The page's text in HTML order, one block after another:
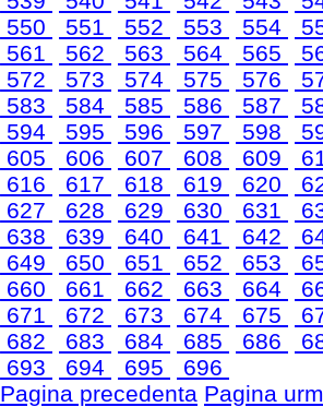
550
551 552 553 554
561
562 563 564 565
572
573 574 575 576
583
584 585 586 587
594
595 596 597 598
605
606 607 608 609
616
617 618 619 620
627
628 629 630 631
638
639 640 641 642
649
650 651 652 653
660
661 662 663 664
671
672 673 674 675
682
683 684 685 686
693
694 695
696
Pagina precedenta Pagina